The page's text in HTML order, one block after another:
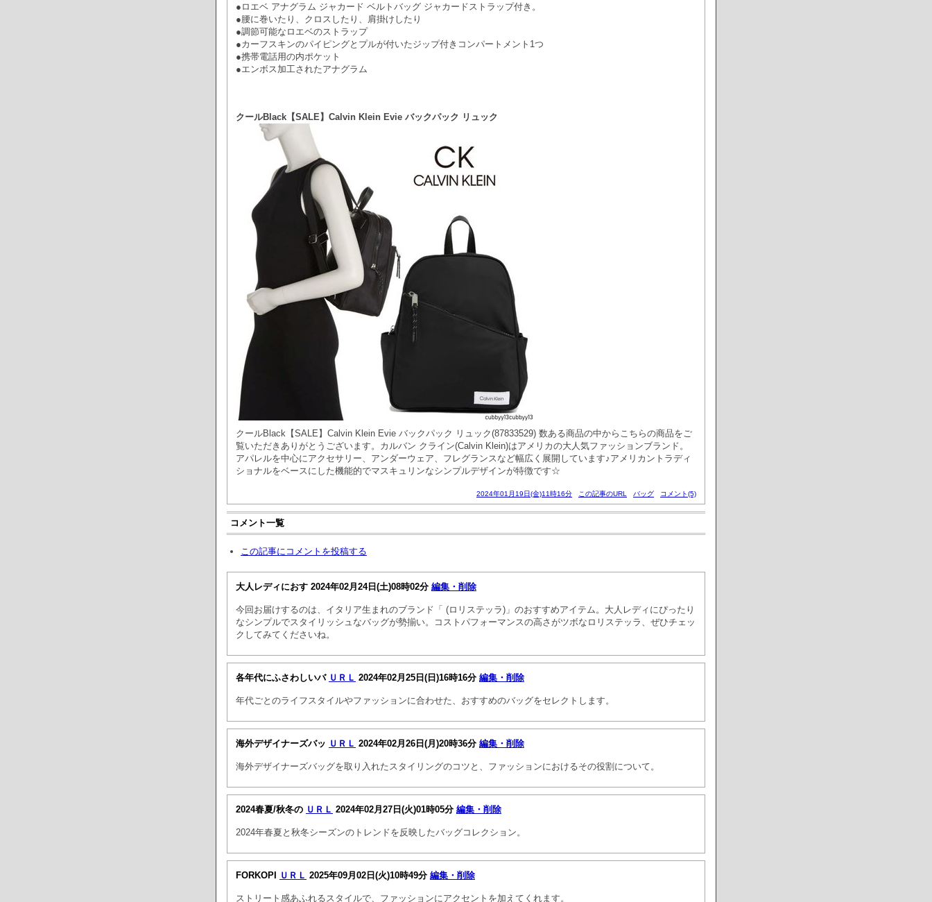
●ロエベ アナグラム ジャカード ベルトバッグ ジャカードストラップ付き。
●腰に巻いたり、クロスしたり、肩掛けしたり
●調節可能なロエベのストラップ
●カーフスキンのパイピングとプルが付いたジップ付きコンパートメント1つ
●携帯電話用の内ポケット
●エンボス加工されたアナグラム
クールBlack【SALE】Calvin Klein Evie バックパック リュック
クールBlack【SALE】Calvin Klein Evie バックパック リュック(87833529) 数ある商品の中からこちらの商品をご
覧いただきありがとうございます。カルバン クライン(Calvin Klein)はアメリカの大人気ファッションブランド。
アパレルを中心にアクセサリー、アンダーウェア、フレグランスなど幅広く展開しています♪アメリカントラディ
ショナルをベースにした機能的でマスキュリンなシンプルデザインが特徴です☆
2024年01月19日(金)11時16分 この記事のURL バッグ コメント(5)
コメント一覧
この記事にコメントを投稿する
大人レディにおす 2024年02月24日(土)08時02分 編集・削除
今回お届けするのは、イタリア生まれのブランド「 (ロリステッラ)」のおすすめアイテム。大人レディにぴったり
なシンプルでスタイリッシュなバッグが勢揃い。コストパフォーマンスの高さがツボなロリステッラ、ぜひチェッ
クしてみてくださいね。
各年代にふさわしいバ ＵＲＬ 2024年02月25日(日)16時16分 編集・削除
年代ごとのライフスタイルやファッションに合わせた、おすすめのバッグをセレクトします。
海外デザイナーズバッ ＵＲＬ 2024年02月26日(月)20時36分 編集・削除
海外デザイナーズバッグを取り入れたスタイリングのコツと、ファッションにおけるその役割について。
2024春夏/秋冬の ＵＲＬ 2024年02月27日(火)01時05分 編集・削除
2024年春夏と秋冬シーズンのトレンドを反映したバッグコレクション。
FORKOPI ＵＲＬ 2025年09月02日(火)10時49分 編集・削除
ストリート感あふれるスタイルで、ファッションにアクセントを加えてくれます。